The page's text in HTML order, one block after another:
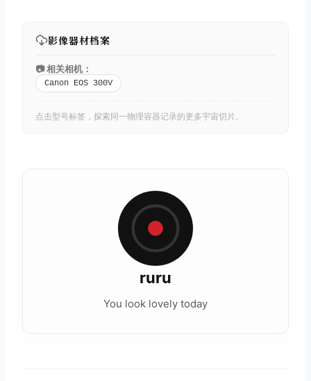
影像器材档案
📷 相关相机：
Canon EOS 300V
点击型号标签，探索同一物理容器记录的更多宇宙切片。
ruru
You look lovely today